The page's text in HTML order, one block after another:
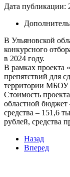
Дата публикации:
В Ульяновской
конкурсного
в 2024 году.
В рамках проекта
препятствий для
территории МБОУ
Стоимость
областной
средства – 151,6
рублей, средства
Назад
Вперед